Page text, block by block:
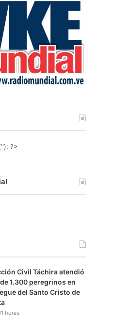
r
?>
Civil Táchira atendió
1.300 peregrinos en
del Santo Cristo de
horas